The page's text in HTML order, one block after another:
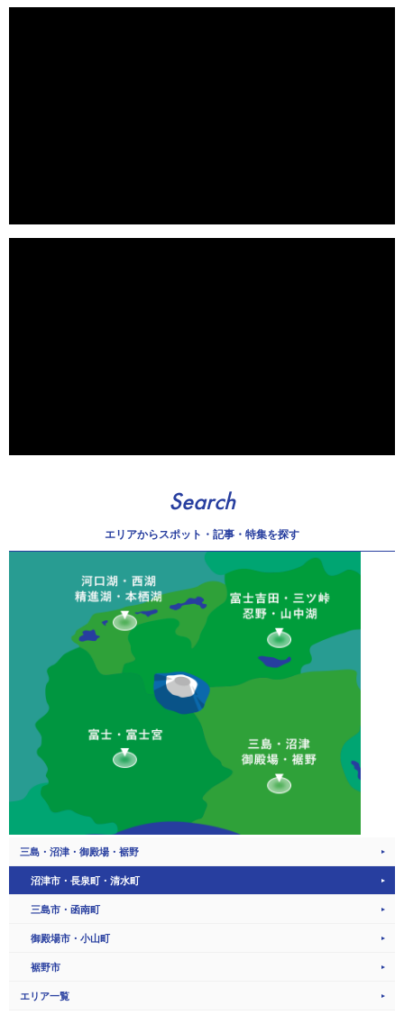
Search
エリアからスポット・記事・特集を探す
三島・沼津・御殿場・裾野
沼津市・長泉町・清水町
三島市・函南町
御殿場市・小山町
裾野市
エリア一覧